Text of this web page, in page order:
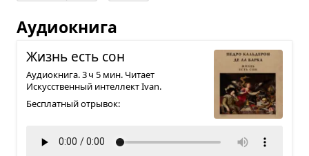
Аудиокнига
Жизнь есть сон
Аудиокнига. 3 ч 5 мин. Читает
Искусственный интеллект Ivan.
Бесплатный отрывок: